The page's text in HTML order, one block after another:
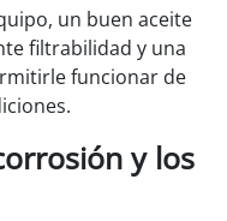
un buen aceite
filtrabilidad y una
funcionar de
y los